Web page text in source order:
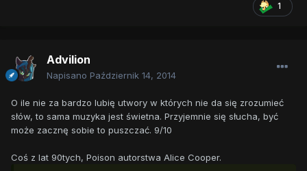
1
Advilion
Napisano Październik 14, 2014
O ile nie za bardzo lubię utwory w których nie da się zrozumieć
słów, to sama muzyka jest świetna. Przyjemnie się słucha, być
może zacznę sobie to puszczać. 9/10
Coś z lat 90tych, Poison autorstwa Alice Cooper.